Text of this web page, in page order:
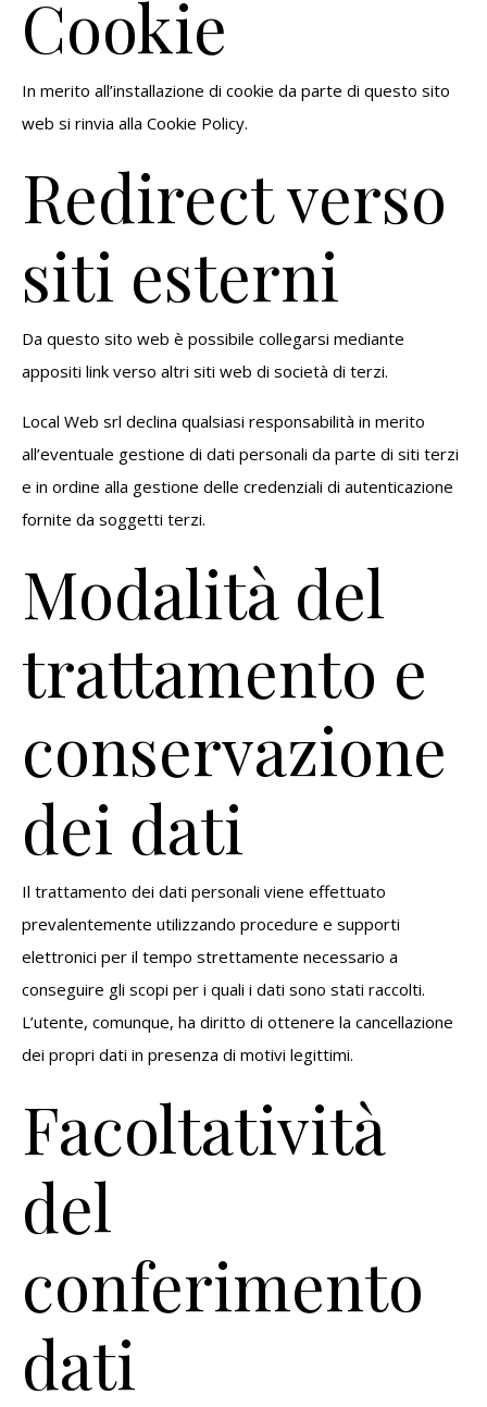
Cookie
In merito all’installazione di cookie da parte di questo sito
web si rinvia alla Cookie Policy.
Redirect verso
siti esterni
Da questo sito web è possibile collegarsi mediante
appositi link verso altri siti web di società di terzi.
Local Web srl declina qualsiasi responsabilità in merito
all’eventuale gestione di dati personali da parte di siti terzi
e in ordine alla gestione delle credenziali di autenticazione
fornite da soggetti terzi.
Modalità del
trattamento e
conservazione
dei dati
Il trattamento dei dati personali viene effettuato
prevalentemente utilizzando procedure e supporti
elettronici per il tempo strettamente necessario a
conseguire gli scopi per i quali i dati sono stati raccolti.
L’utente, comunque, ha diritto di ottenere la cancellazione
dei propri dati in presenza di motivi legittimi.
Facoltatività
del
conferimento
dati